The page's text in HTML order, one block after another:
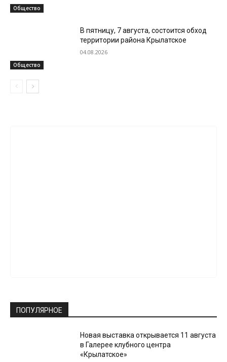
Общество
Общество
В пятницу, 7 августа, состоится обход
территории района Крылатское
04.08.2026
ПОПУЛЯРНОЕ
Новая выставка открывается 11 августа
в Галерее клубного центра
«Крылатское»